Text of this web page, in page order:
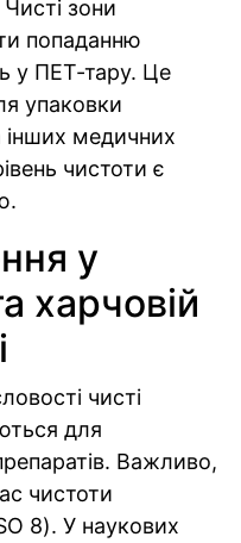
зони
попаданню
у ПЕТ-тару. Це
упаковки
інших медичних
чистоти є
у
харчовій
чисті
для
Важливо,
чистоти
8). У наукових